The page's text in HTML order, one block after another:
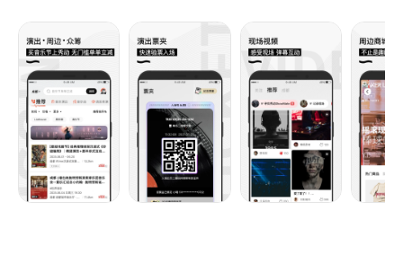
1、大量优秀的现场演出供您挑选，让您及时获取全面
细致的Live演出资讯。
2、专业便捷的票务系统，全面支持在线支付、移动支
付，安全快捷。
3、购买演出电子票，到现场可凭订单二维码直接扫码
入场。